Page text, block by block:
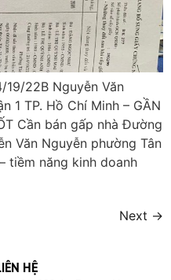
19/22B Nguyễn Văn
1 TP. Hồ Chí Minh – GẦN
Cần bán gấp nhà Đường
Văn Nguyễn phường Tân
tiềm năng kinh doanh
Next →
HỆ